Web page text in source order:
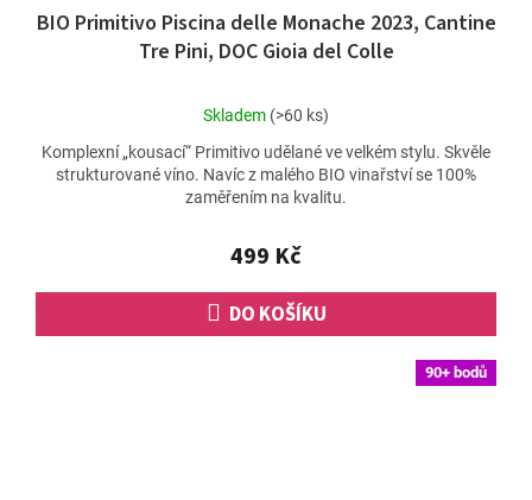
BIO Primitivo Piscina delle Monache 2023, Cantine
Tre Pini, DOC Gioia del Colle
Průměrné
produktu
je
5,0
5
hvězdiček.
Skladem (>60 ks)
499 Kč
DO KOŠÍKU
Komplexní „kousací“ Primitivo udělané ve velkém stylu. Skvěle
strukturované víno. Navíc z malého BIO vinařství se 100%
zaměřením na kvalitu.
90+ bodů